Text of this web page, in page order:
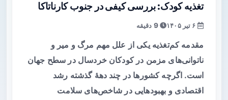
تغذیه کودک: بررسی کیفی در جنوب کارناتاکا
9 دقیقه
مقدمه کم‌تغذیه یکی از علل مهم مرگ و میر و
ناتوانی‌های مزمن در کودکان خردسال در سطح جهان
است. اگرچه کشورها در چند دههٔ گذشته رشد
اقتصادی و بهبودهایی در شاخص‌های سلامت